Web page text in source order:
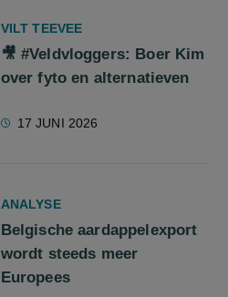
VILT TEEVEE
🎥 #Veldvloggers: Boer Kim
over fyto en alternatieven
17 JUNI 2026
ANALYSE
Belgische aardappelexport
wordt steeds meer
Europees